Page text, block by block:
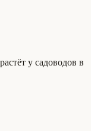
у садоводов в